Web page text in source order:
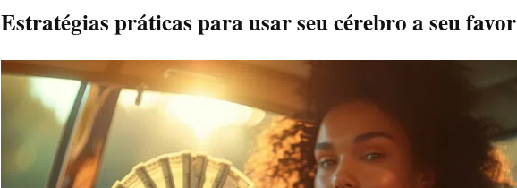
Estratégias práticas para usar seu cérebro a seu favor